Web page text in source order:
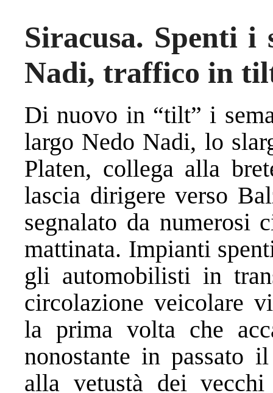
Siracusa. Spenti i
Nadi, traffico in
Di nuovo in “tilt” i
largo Nedo Nadi, lo
Platen, collega alla
lascia dirigere verso
segnalato da numerosi
mattinata. Impianti
gli automobilisti in
circolazione veicolare
la prima volta che
nonostante in passato
alla vetustà dei